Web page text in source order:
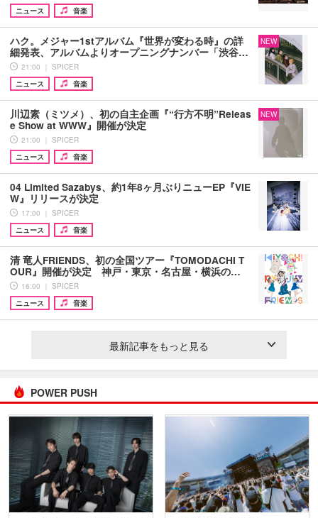
ニュース
音楽
ハク。メジャー1stアルバム『世界が変わる時』の詳
細発表、アルバムよりオープニングナンバー「渋谷…
21:00 ｜ SPICER
ニュース
音楽
NEW
川辺素（ミツメ）、初の自主企画『“行方不明”Releas
e Show at WWW』開催が決定
21:00 ｜ SPICER
ニュース
音楽
NEW
04 Limited Sazabys、約1年8ヶ月ぶりニューEP『VIE
W』リリースが決定
17:00 ｜ SPICER
ニュース
音楽
清 竜人FRIENDS、初の全国ツアー『TOMODACHI T
OUR』開催が決定 神戸・東京・名古屋・横浜の…
16:00 ｜ SPICER
ニュース
音楽
最新記事をもっと見る
POWER PUSH